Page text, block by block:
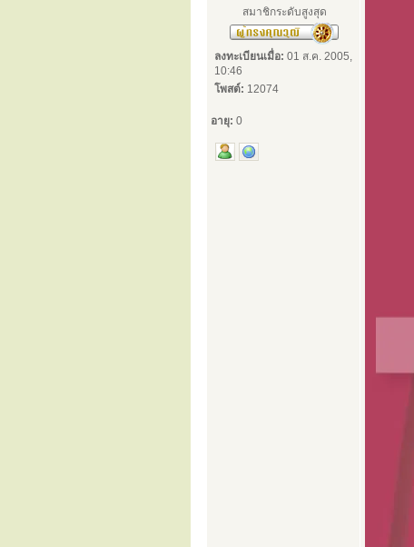
สมาชิกระดับสูงสุด
ลงทะเบียนเมื่อ: 01 ส.ค. 2005,
10:46
โพสต์: 12074
อายุ: 0